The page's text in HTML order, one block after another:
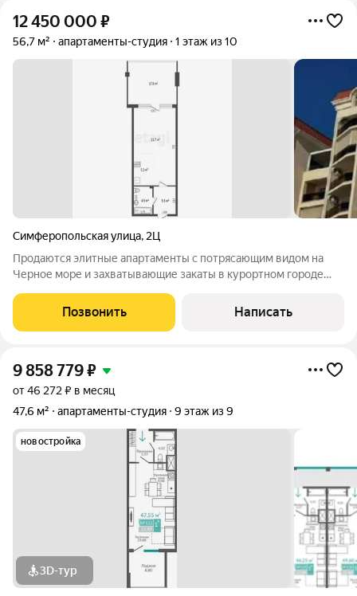
12 450 000 ₽
56,7 м² апартаменты-студия 1 этаж из 10
Симферопольская улица, 2Ц
Продаются элитные апартаменты с потрясающим видом на
Черное море и захватывающие закаты в курортном городе
шестом этаже современного комплекса "Золотые Пески" на
улице Симферопольской. Общая
Позвонить Написать
9 858 779₽
от 46 272 ₽ в месяц
47,6 м²
апартаменты-студия 9 этаж из 9
новостройка
3D-тур